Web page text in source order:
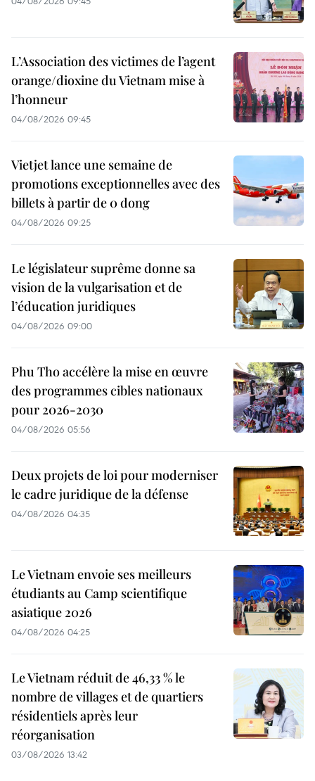
L’Association des victimes de l’agent
orange/dioxine du Vietnam mise à
l’honneur
04/08/2026 09:45
Vietjet lance une semaine de
promotions exceptionnelles avec des
billets à partir de 0 dong
04/08/2026 09:25
Le législateur suprême donne sa
vision de la vulgarisation et de
l’éducation juridiques
04/08/2026 09:00
Phu Tho accélère la mise en œuvre
des programmes cibles nationaux
pour 2026-2030
04/08/2026 05:56
Deux projets de loi pour moderniser
le cadre juridique de la défense
04/08/2026 04:35
Le Vietnam envoie ses meilleurs
étudiants au Camp scientifique
asiatique 2026
04/08/2026 04:25
Le Vietnam réduit de 46,33 % le
nombre de villages et de quartiers
résidentiels après leur
réorganisation
03/08/2026 13:42